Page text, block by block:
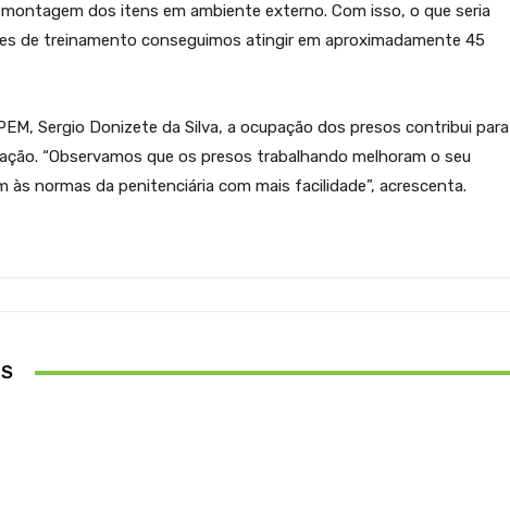
dos itens em ambiente externo. Com isso, o que seria
de treinamento conseguimos atingir em aproximadamente 45
Sergio Donizete da Silva, a ocupação dos presos contribui para
“Observamos que os presos trabalhando melhoram o seu
normas da penitenciária com mais facilidade”, acrescenta.